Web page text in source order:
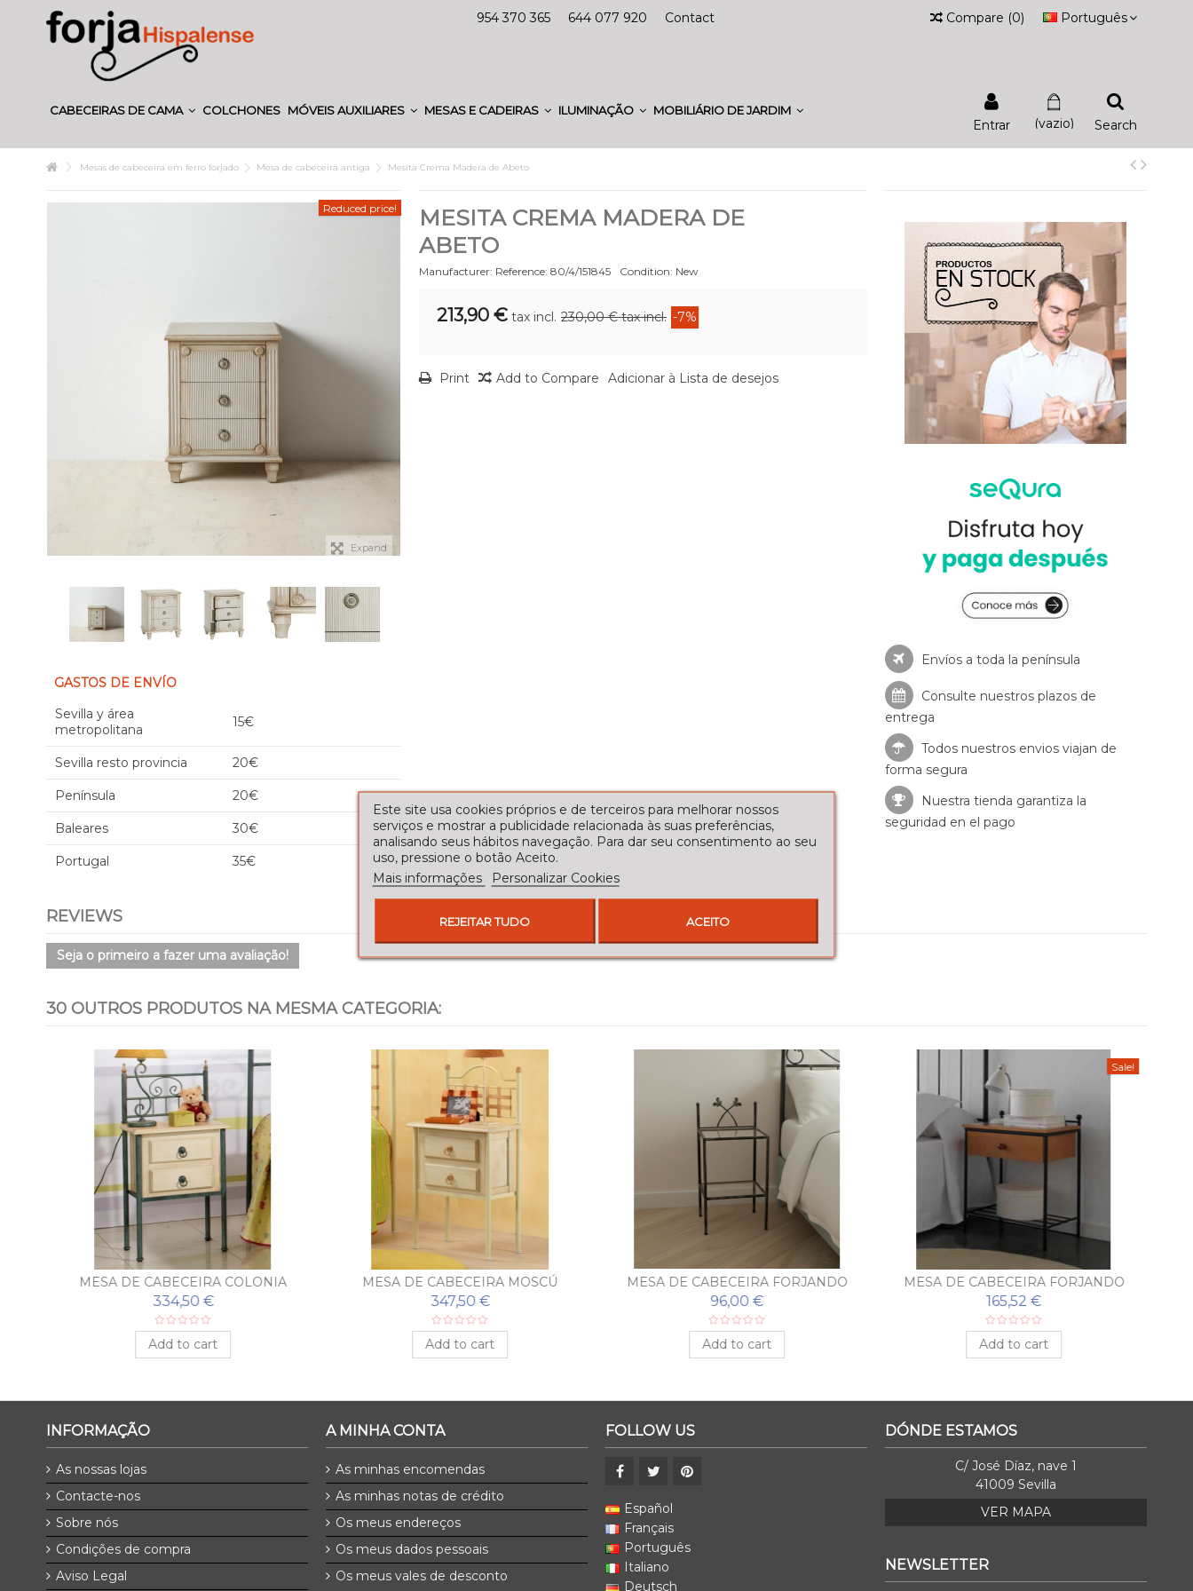
954 370 365 644 077 920 Contact Português
Compare (0)
CABECEIRAS DE CAMA COLCHONES MÓVEIS AUXILIARES MESAS E CADEIRAS ILUMINAÇÃO MOBILIÁRIO DE JARDIM
Search
(vazio)
Entrar
Mesas de cabeceira em ferro forjado Mesa de cabeceira antiga Mesita Crema Madera de Abeto
Reduced price!
Expand
GASTOS DE ENVÍO
Sevilla y área
metropolitana
15€
Sevilla resto provincia 20€
Península 20€
Baleares 30€
Portugal 35€
MESITA CREMA MADERA DE
ABETO
Manufacturer: Reference: 80/4/151845 Condition: New
213,90 € tax incl. 230,00 €tax incl. -7%
Print Add to Compare Adicionar à Lista de desejos
Envíos a toda la península
Consulte nuestros plazos de
entrega
Todos nuestros envios viajan de
forma segura
Nuestra tienda garantiza la
seguridad en el pago
REVIEWS
Seja o primeiro a fazer uma avaliação!
30 OUTROS PRODUTOS NA MESMA CATEGORIA:
MESA DE CABECEIRA COLONIA
334,50 €
Add to cart
MESA DE CABECEIRA MOSCÚ
347,50 €
Add to cart
MESA DE CABECEIRA FORJANDO
BEATRIZ
96,00 €
Add to cart
Sale!
MESA DE CABECEIRA FORJANDO
BASIC
165,52 €
Add to cart
INFORMAÇÃO
As nossas lojas
Contacte-nos
Sobre nós
Condições de compra
Aviso Legal
A MINHA CONTA
As minhas encomendas
As minhas notas de crédito
Os meus endereços
Os meus dados pessoais
Os meus vales de desconto
FOLLOW US
Español
Français
Português
Italiano
Deutsch
DÓNDE ESTAMOS
C/ José Díaz, nave 1
41009 Sevilla
VER MAPA
NEWSLETTER
Este site usa cookies próprios e de terceiros para melhorar nossos
serviços e mostrar a publicidade relacionada às suas preferências,
analisando seus hábitos navegação. Para dar seu consentimento ao seu
uso, pressione o botão Aceito.
Mais informações
Personalizar Cookies
REJEITAR TUDO ACEITO